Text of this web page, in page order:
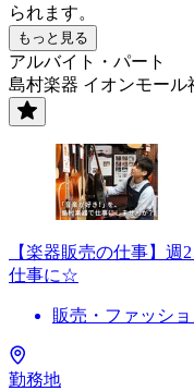
られます。
もっと見る
アルバイト・パート
島村楽器 イオンモール
【楽器販売の仕事】
仕事に☆
販売・ファッシ
勤務地